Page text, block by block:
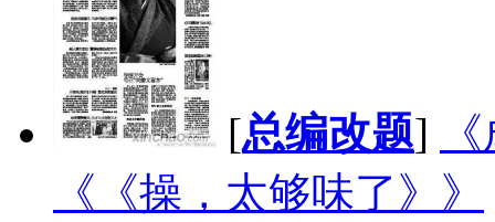
[总编改题]
《《操，太够味了》》